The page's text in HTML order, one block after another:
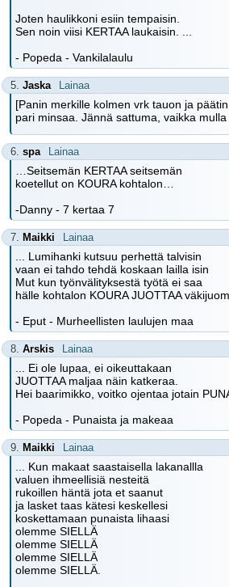
Joten haulikkoni esiin tempaisin.
Sen noin viisi KERTAA laukaisin. ...
- Popeda - Vankilalaulu
5. Jaska Lainaa
[Panin merkille kolmen vrk tauon ja
pari minsaa. Jännä sattuma, vaikka
6. spa Lainaa
…Seitsemän KERTAA seitsemän
koetellut on KOURA kohtalon…
-Danny - 7 kertaa 7
7. Maikki Lainaa
... Lumihanki kutsuu perhettä talvisin
vaan ei tahdo tehdä koskaan lailla isin
Mut kun työnvälityksestä työtä ei saa
hälle kohtalon KOURA JUOTTAA
- Eput - Murheellisten laulujen maa
8. Arskis Lainaa
... Ei ole lupaa, ei oikeuttakaan
JUOTTAA maljaa näin katkeraa.
Hei baarimikko, voitko ojentaa jotain
- Popeda - Punaista ja makeaa
9. Maikki Lainaa
... Kun makaat saastaisella lakanallla
valuen ihmeellisiä nesteitä
rukoillen häntä jota et saanut
ja lasket taas kätesi keskellesi
koskettamaan punaista lihaasi
olemme SIELLÄ
olemme SIELLÄ
olemme SIELLÄ
olemme SIELLÄ.